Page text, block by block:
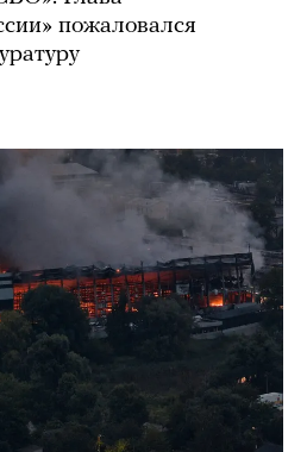
пожаловался